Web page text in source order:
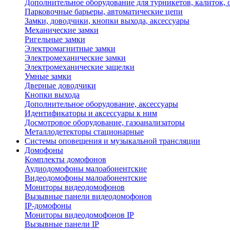
Дополнительное оборудование для турникетов, калиток,
Парковочные барьеры, автоматические цепи
Замки, доводчики, кнопки выхода, аксессуары
Механические замки
Ригельные замки
Электромагнитные замки
Электромеханические замки
Электромеханические защелки
Умные замки
Дверные доводчики
Кнопки выхода
Дополнительное оборудование, аксессуары
Идентификаторы и аксессуары к ним
Досмотровое оборудование, газоанализаторы
Металлодетекторы стационарные
Системы оповещения и музыкальной трансляции
Домофоны
Комплекты домофонов
Аудиодомофоны малоабонентские
Видеодомофоны малоабонентские
Мониторы видеодомофонов
Вызывные панели видеодомофонов
IP-домофоны
Мониторы видеодомофонов IP
Вызывные панели IP